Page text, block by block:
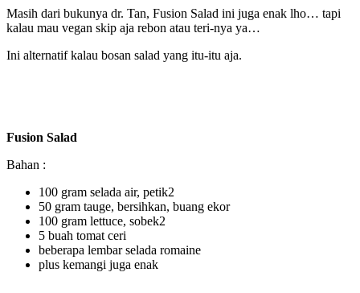
Masih dari bukunya dr. Tan, Fusion Salad ini juga enak lho… tapi
kalau mau vegan skip aja rebon atau teri-nya ya…
Ini alternatif kalau bosan salad yang itu-itu aja.
Fusion Salad
Bahan :
100 gram selada air, petik2
50 gram tauge, bersihkan, buang ekor
100 gram lettuce, sobek2
5 buah tomat ceri
beberapa lembar selada romaine
plus kemangi juga enak